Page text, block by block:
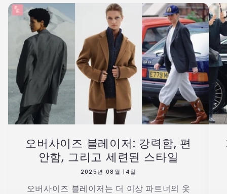
오버사이즈 블레이저: 강력함, 편
안함, 그리고 세련된 스타일
2025년 08월 14일
오버사이즈 블레이저는 더 이상 파트너의 옷